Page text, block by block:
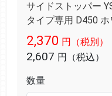
サイドストッパー
タイプ専用 D450
2,370 円（税別）
2,607 円（税込）
数量